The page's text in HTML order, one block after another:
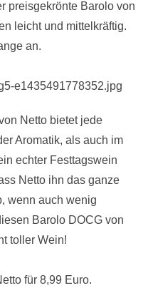
preisgekrönte Barolo von
leicht und mittelkräftig.
an.
Netto bietet jede
Aromatik, als auch im
echter Festtagswein
Netto ihn das ganze
wenn auch wenig
Barolo DOCG von
toller Wein!
für 8,99 Euro.